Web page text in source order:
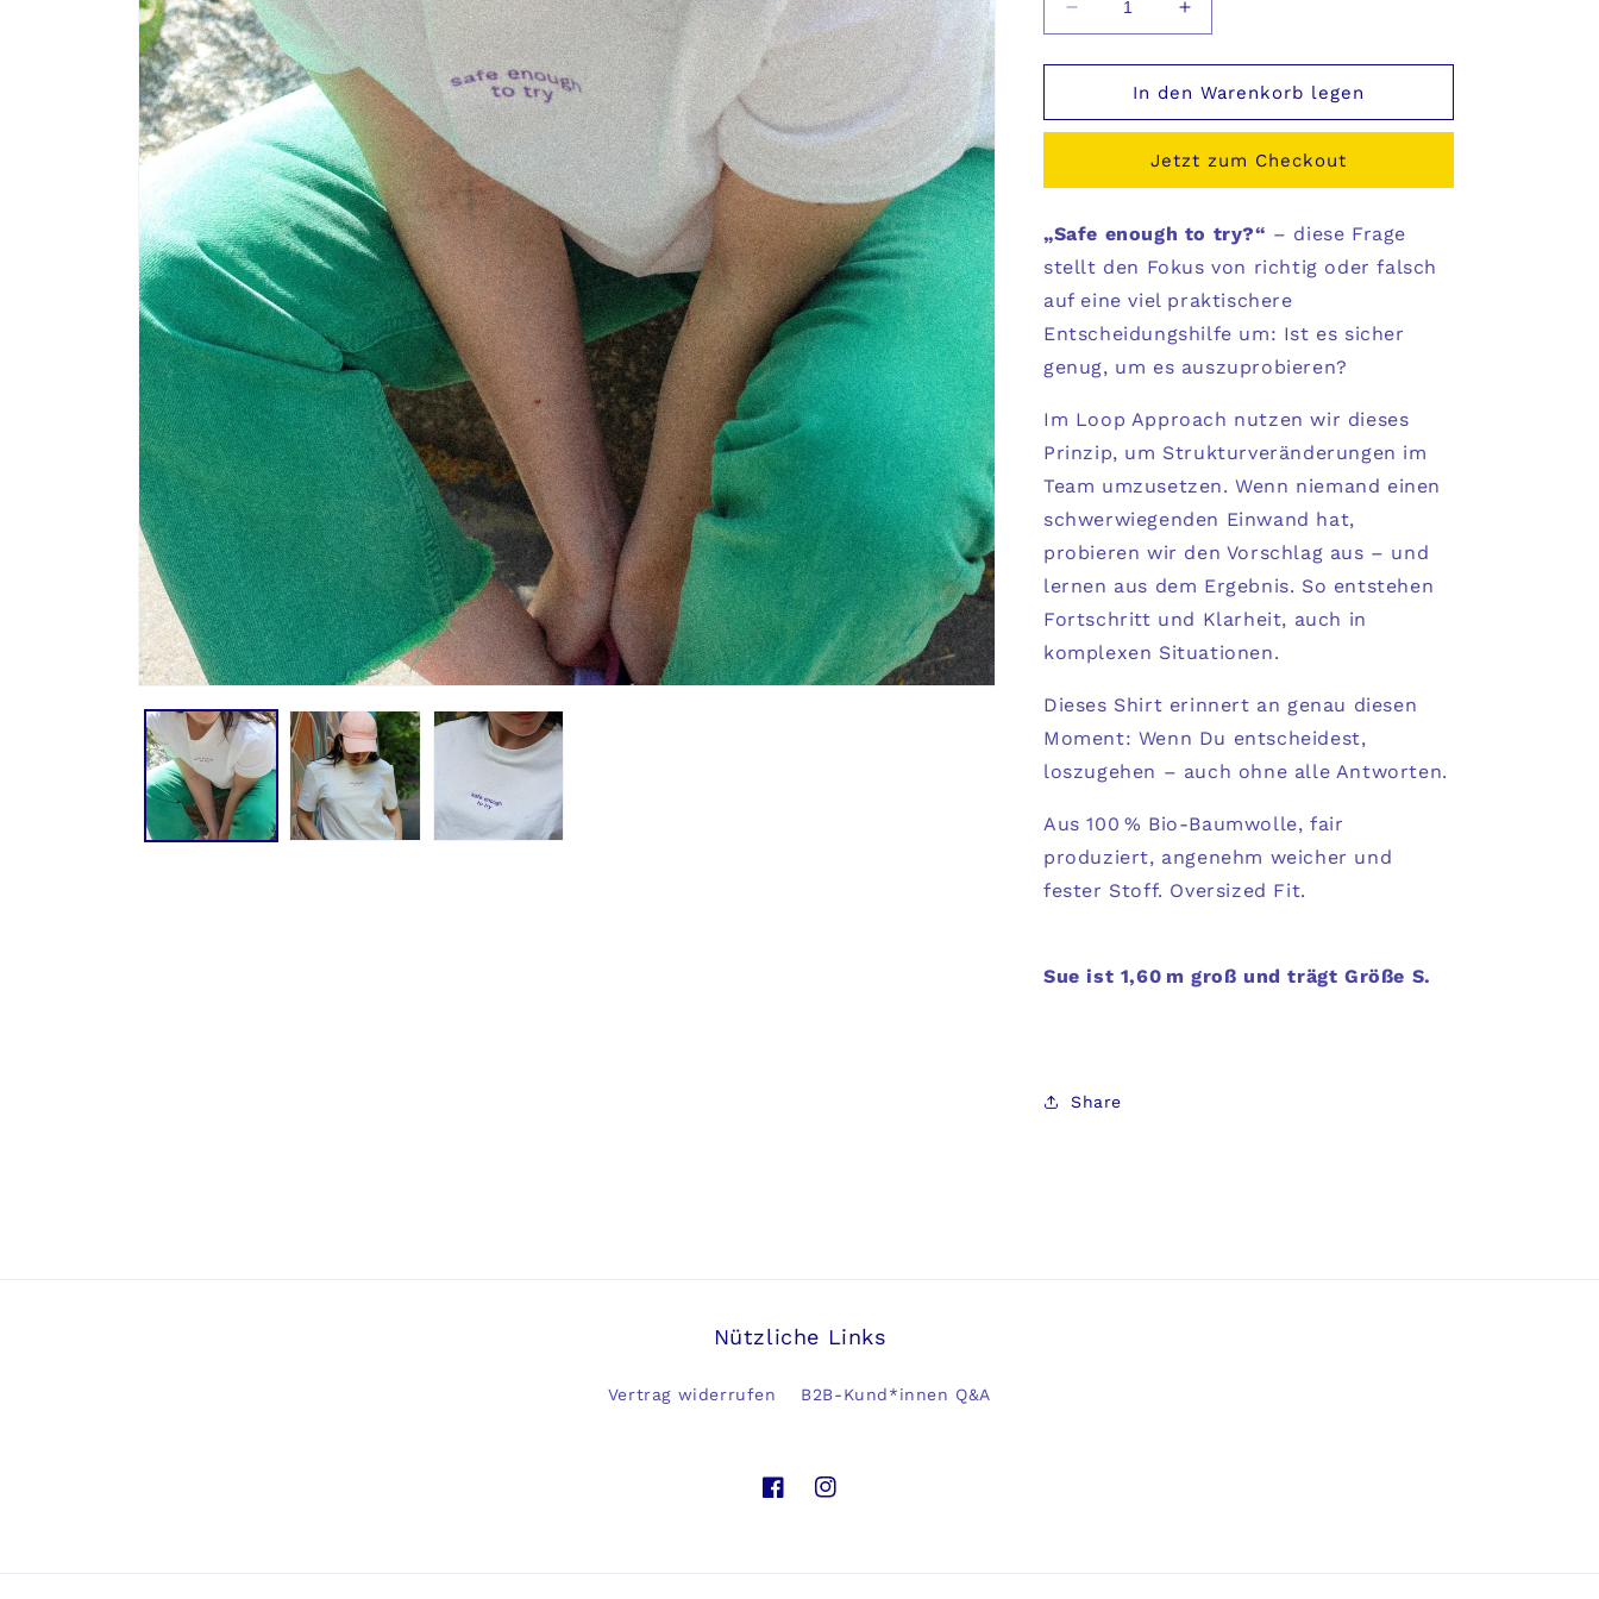
Verringere
die
Menge
TheDive
Erhöhe
die
Menge
für
TheDive
Shirt
In den Warenkorb legen
Jetzt zum Checkout
„Safe enough to try?“ – diese Frage
stellt den Fokus von richtig oder falsch
auf eine viel praktischere
Entscheidungshilfe um: Ist es sicher
genug, um es auszuprobieren?
Im Loop Approach nutzen wir dieses
Prinzip, um Strukturveränderungen im
Team umzusetzen. Wenn niemand einen
schwerwiegenden Einwand hat,
probieren wir den Vorschlag aus – und
lernen aus dem Ergebnis. So entstehen
Fortschritt und Klarheit, auch in
komplexen Situationen.
Dieses Shirt erinnert an genau diesen
Moment: Wenn Du entscheidest,
loszugehen – auch ohne alle Antworten.
Aus 100 % Bio-Baumwolle, fair
produziert, angenehm weicher und
fester Stoff. Oversized Fit.
Sue ist 1,60 m groß und trägt Größe S.
Share
Nützliche Links
Vertrag widerrufen B2B-Kund*innen Q&A
FacebookInstagram